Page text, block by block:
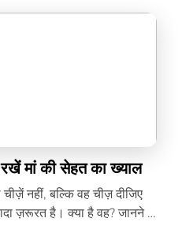
मां की सेहत का ख्याल
नहीं, बल्कि वह चीज़ दीजिए
ज़रूरत है। क्या है वह? जानने के